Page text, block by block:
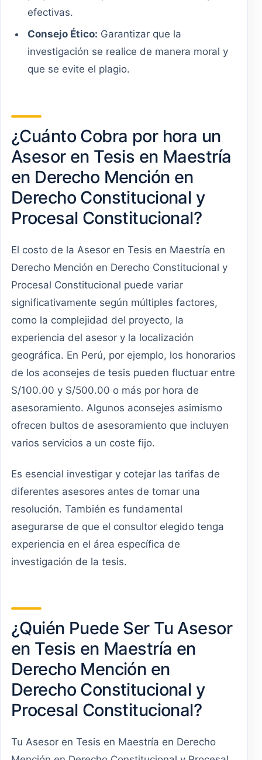
efectivas.
Consejo Ético: Garantizar que la
investigación se realice de manera moral y
que se evite el plagio.
¿Cuánto Cobra por hora un
Asesor en Tesis en Maestría
en Derecho Mención en
Derecho Constitucional y
Procesal Constitucional?
El costo de la Asesor en Tesis en Maestría en
Derecho Mención en Derecho Constitucional y
Procesal Constitucional puede variar
significativamente según múltiples factores,
como la complejidad del proyecto, la
experiencia del asesor y la localización
geográfica. En Perú, por ejemplo, los honorarios
de los aconsejes de tesis pueden fluctuar entre
S/100.00 y S/500.00 o más por hora de
asesoramiento. Algunos aconsejes asimismo
ofrecen bultos de asesoramiento que incluyen
varios servicios a un coste fijo.
Es esencial investigar y cotejar las tarifas de
diferentes asesores antes de tomar una
resolución. También es fundamental
asegurarse de que el consultor elegido tenga
experiencia en el área específica de
investigación de la tesis.
¿Quién Puede Ser Tu Asesor
en Tesis en Maestría en
Derecho Mención en
Derecho Constitucional y
Procesal Constitucional?
Tu Asesor en Tesis en Maestría en Derecho